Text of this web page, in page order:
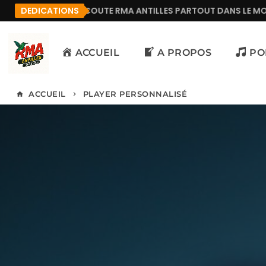
DEDICATIONS
ÉCOUTE RMA ANTILLES PARTOUT DANS LE MONDE.
ACCUEIL A PROPOS
home ACCUEIL keyboard_arrow_right PLAYER PERSONNALISÉ